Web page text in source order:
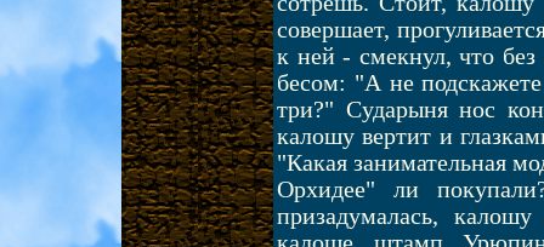
совершает,
к ней - смекнул, что
бесом: "А не
три?" Сударыня нос
калошу вертит и
"Какая занимательная
Орхидее" ли
призадумалась,